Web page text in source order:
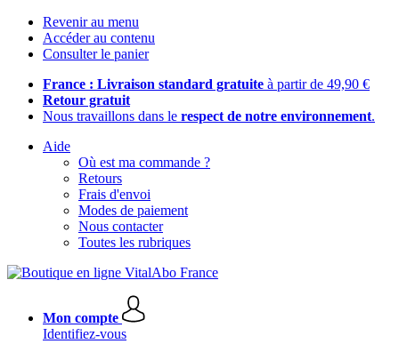
Revenir au menu
Accéder au contenu
Consulter le panier
France : Livraison standard gratuite à partir de 49,90 €
Retour gratuit
Nous travaillons dans le respect de notre environnement.
Aide
Où est ma commande ?
Retours
Frais d'envoi
Modes de paiement
Nous contacter
Toutes les rubriques
Mon compte
Identifiez-vous